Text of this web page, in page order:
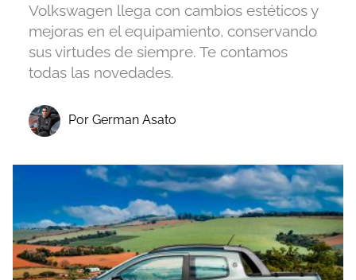
Volkswagen llega con cambios estéticos y
mejoras en el equipamiento, conservando
sus virtudes de siempre. Te contamos
todas las novedades.
Por German Asato